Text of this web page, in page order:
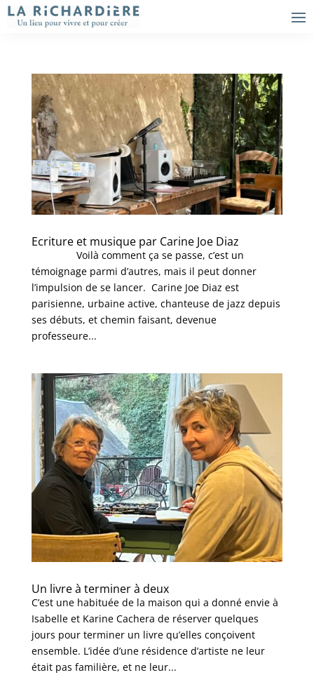
Ecriture et musique par Carine Joe Diaz
Voilà comment ça se passe, c’est un
témoignage parmi d’autres, mais il peut donner
l’impulsion de se lancer. Carine Joe Diaz est
parisienne, urbaine active, chanteuse de jazz depuis
ses débuts, et chemin faisant, devenue
professeure...
Un livre à terminer à deux
C’est une habituée de la maison qui a donné envie à
Isabelle et Karine Cachera de réserver quelques
jours pour terminer un livre qu’elles conçoivent
ensemble. L’idée d’une résidence d’artiste ne leur
était pas familière, et ne leur...